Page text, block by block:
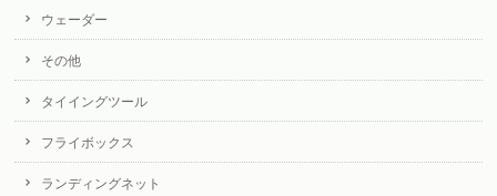
ウェーダー
その他
タイイングツール
フライボックス
ランディングネット